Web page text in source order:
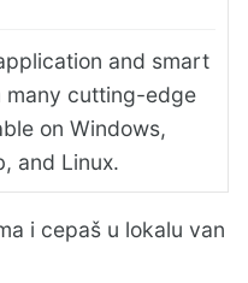
and smart
many cutting-edge
on Windows,
and Linux.
i cepaš u lokalu van